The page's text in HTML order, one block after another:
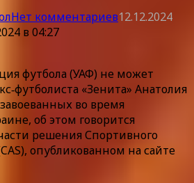
Нет комментариев12.12.2024
в 04:27
футбола (УАФ) не может
«Зенита» Анатолия
во время
об этом говорится
решения Спортивного
опубликованном на сайте